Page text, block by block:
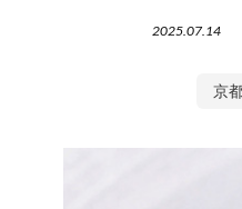
2025.07.14
京